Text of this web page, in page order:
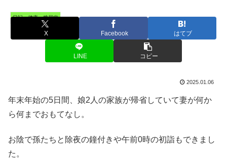
日記・健康・糖尿病
X Facebook はてブ
LINE コピー
2025.01.06
年末年始の5日間、娘2人の家族が帰省していて妻が何か
ら何までおもてなし。
お陰で孫たちと除夜の鐘付きや午前0時の初詣もできまし
た。